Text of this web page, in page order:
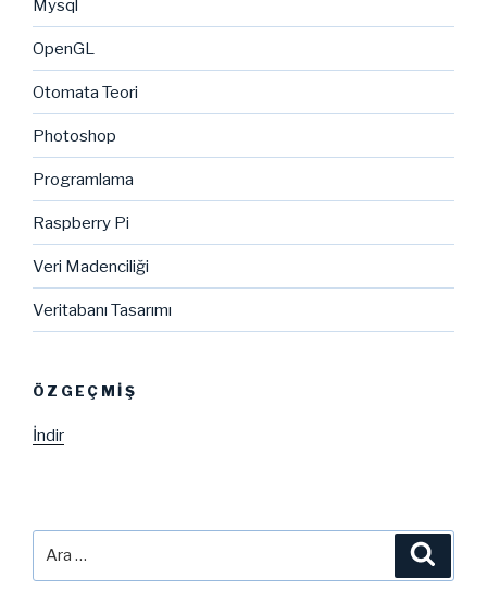
Mysql
OpenGL
Otomata Teori
Photoshop
Programlama
Raspberry Pi
Veri Madenciliği
Veritabanı Tasarımı
ÖZGEÇMIŞ
İndir